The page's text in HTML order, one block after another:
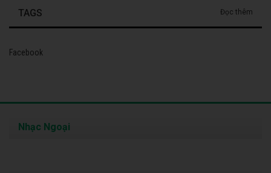
TAGS Đọc thêm
Facebook
Nhạc Ngoại